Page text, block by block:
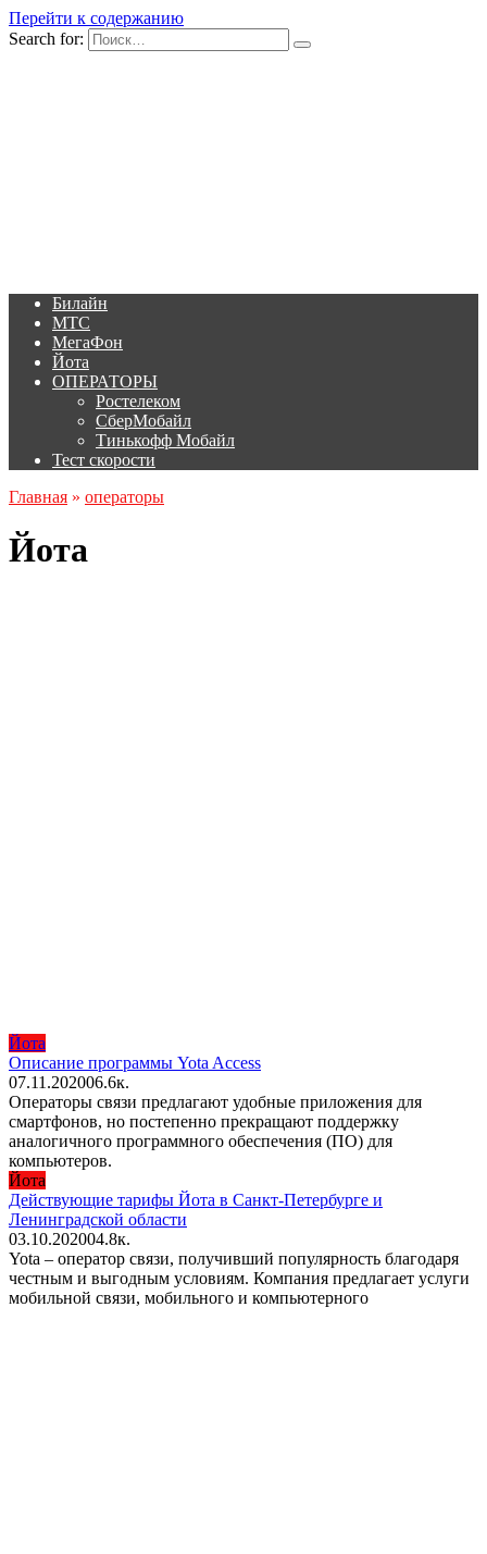
Перейти к содержанию
Search for:
Билайн
МТС
МегаФон
Йота
ОПЕРАТОРЫ
Ростелеком
СберМобайл
Тинькофф Мобайл
Тест скорости
Главная » операторы
Йота
Йота
Описание программы Yota Access
07.11.202006.6к.
Операторы связи предлагают удобные приложения для
смартфонов, но постепенно прекращают поддержку
аналогичного программного обеспечения (ПО) для
компьютеров.
Йота
Действующие тарифы Йота в Санкт-Петербурге и
Ленинградской области
03.10.202004.8к.
Yota – оператор связи, получивший популярность благодаря
честным и выгодным условиям. Компания предлагает услуги
мобильной связи, мобильного и компьютерного